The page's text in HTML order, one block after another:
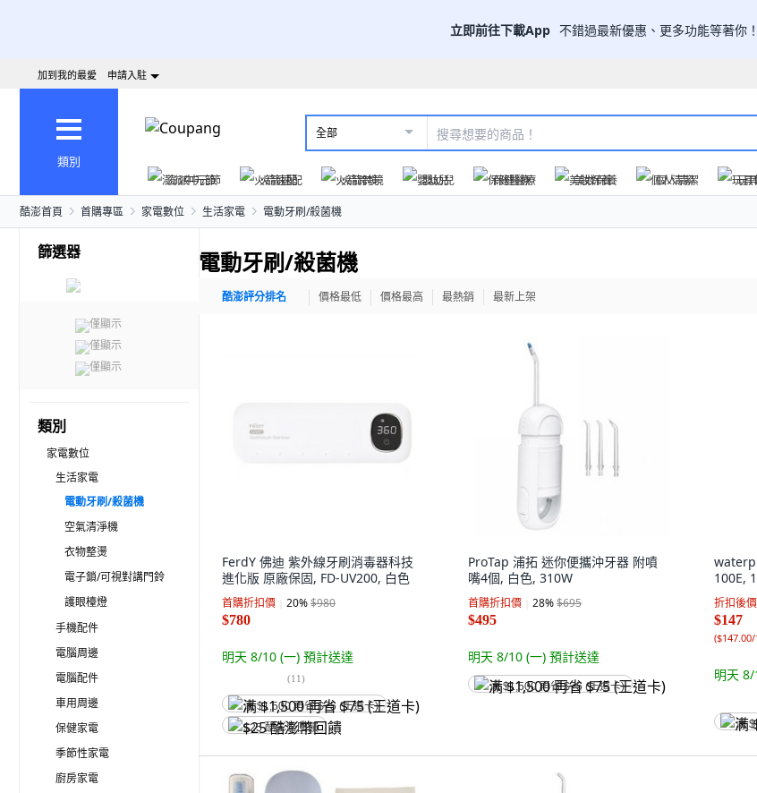
立即前往下載App 不錯過最新優惠、更多功能等著你！
加到我的最愛 申請入駐
類別
全部
澎派中元節
火箭速配 火箭跨境 嬰幼兒 保健醫療 美妝保養 個人清潔 玩
酷澎首頁 首購專區 家電數位 生活家電 電動牙刷/殺菌機
篩選器
僅顯示
僅顯示
僅顯示
類別
家電數位
生活家電
電動牙刷/殺菌機
空氣清淨機
衣物整燙
電子鎖/可視對講門鈴
護眼檯燈
手機配件
電腦周邊
電腦配件
車用周邊
保健家電
季節性家電
廚房家電
電動牙刷/殺菌機
酷澎評分排名 價格最低 價格最高 最熱銷 最新上架
FerdY 佛迪 紫外線牙刷消毒器科技
進化版 原廠保固, FD-UV200, 白色
首購折扣價 20%$980
$780
明天 8/10 (一) 預計送達
(11)
满 $1,500 再省 $75 (王道卡)
$25 酷澎幣回饋
ProTap 浦拓 迷你便攜沖牙器 附噴
嘴4個, 白色, 310W
首購折扣價 28%$695
$495
明天 8/10 (一) 預計送達
满 $1,500 再省 $75 (王道卡)
100E,
折扣後
$147
(
明天
满